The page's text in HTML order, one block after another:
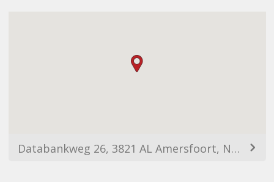
Databankweg 26, 3821 AL Amersfoort, Netherlands